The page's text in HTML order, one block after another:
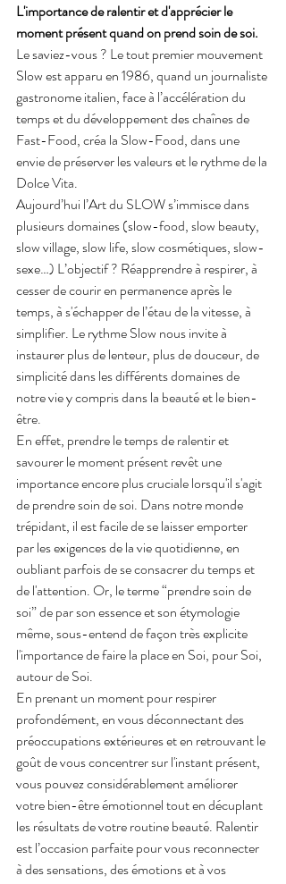
L'importance de ralentir et d'apprécier le
moment présent quand on prend soin de soi.
Le saviez-vous ? Le tout premier mouvement
Slow est apparu en 1986, quand un journaliste
gastronome italien, face à l’accélération du
temps et du développement des chaînes de
Fast-Food, créa la Slow-Food, dans une
envie de préserver les valeurs et le rythme de la
Dolce Vita.
Aujourd’hui l’Art du SLOW s’immisce dans
plusieurs domaines (slow-food, slow beauty,
slow village, slow life, slow cosmétiques, slow-
sexe…) L’objectif ? Réapprendre à respirer, à
cesser de courir en permanence après le
temps, à s'échapper de l’étau de la vitesse, à
simplifier. Le rythme Slow nous invite à
instaurer plus de lenteur, plus de douceur, de
simplicité dans les différents domaines de
notre vie y compris dans la beauté et le bien-
être.
En effet, prendre le temps de ralentir et
savourer le moment présent revêt une
importance encore plus cruciale lorsqu'il s'agit
de prendre soin de soi. Dans notre monde
trépidant, il est facile de se laisser emporter
par les exigences de la vie quotidienne, en
oubliant parfois de se consacrer du temps et
de l'attention. Or, le terme “prendre soin de
soi” de par son essence et son étymologie
même, sous-entend de façon très explicite
l'importance de faire la place en Soi, pour Soi,
autour de Soi.
En prenant un moment pour respirer
profondément, en vous déconnectant des
préoccupations extérieures et en retrouvant le
goût de vous concentrer sur l'instant présent,
vous pouvez considérablement améliorer
votre bien-être émotionnel tout en décuplant
les résultats de votre routine beauté. Ralentir
est l’occasion parfaite pour vous reconnecter
à des sensations, des émotions et à vos